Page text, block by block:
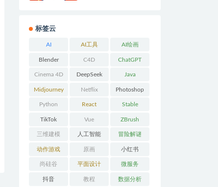
标签云
AI AI工具 AI绘画
Blender C4D ChatGPT
Cinema 4D DeepSeek Java
Midjourney Netflix Photoshop
Python React Stable
Diffusion
TikTok Vue ZBrush
三维建模 人工智能 冒险解谜
AVG
动作游戏
ACT
原画 小红书
尚硅谷 平面设计 微服务
抖音 教程 数据分析